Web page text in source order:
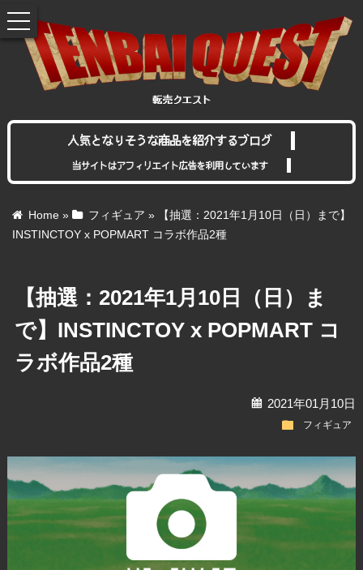
人気となりそうな商品を紹介するブログ
当サイトはアフィリエイト広告を利用しています
Home » フィギュア »
【抽選：2021年1月10日（日）まで】
INSTINCTOY x POPMART コラボ作品2種
【抽選：2021年1月10日（日）ま
で】INSTINCTOY x POPMART コ
ラボ作品2種
calendar2021年01月10日
folder フィギュア
toggle
navigation